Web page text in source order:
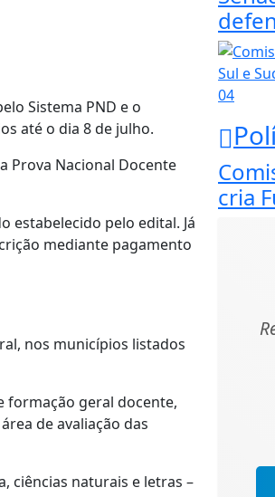
Sistema PND e o
até o dia 8 de julho.
Prova Nacional Docente
estabelecido pelo edital. Já
mediante pagamento
nos municípios listados
formação geral docente,
de avaliação das
ciências naturais e letras –
04
cria